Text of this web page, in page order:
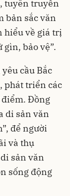
tuyên truyền
bản sắc văn
hiểu về giá trị
bảo vệ”.
cầu Bắc
phát triển các
điểm. Đồng
di sản văn
để người
và thụ
sản văn
sống động